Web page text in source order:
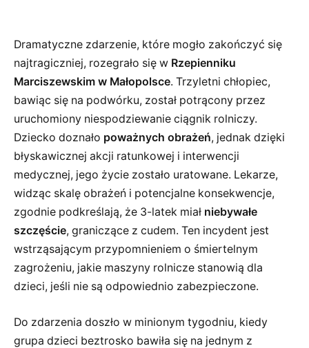
Dramatyczne zdarzenie, które mogło zakończyć się
najtragiczniej, rozegrało się w Rzepienniku
Marciszewskim w Małopolsce. Trzyletni chłopiec,
bawiąc się na podwórku, został potrącony przez
uruchomiony niespodziewanie ciągnik rolniczy.
Dziecko doznało poważnych obrażeń, jednak dzięki
błyskawicznej akcji ratunkowej i interwencji
medycznej, jego życie zostało uratowane. Lekarze,
widząc skalę obrażeń i potencjalne konsekwencje,
zgodnie podkreślają, że 3-latek miał niebywałe
szczęście, graniczące z cudem. Ten incydent jest
wstrząsającym przypomnieniem o śmiertelnym
zagrożeniu, jakie maszyny rolnicze stanowią dla
dzieci, jeśli nie są odpowiednio zabezpieczone.
Do zdarzenia doszło w minionym tygodniu, kiedy
grupa dzieci beztrosko bawiła się na jednym z